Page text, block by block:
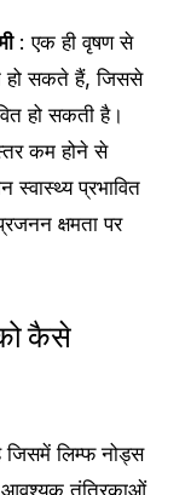
: एक ही वृषण से
हो सकते हैं, जिससे
हो सकती है।
कम होने से
प्रभावित
क्षमता पर
कैसे
जिसमें लिम्फ नोड्स